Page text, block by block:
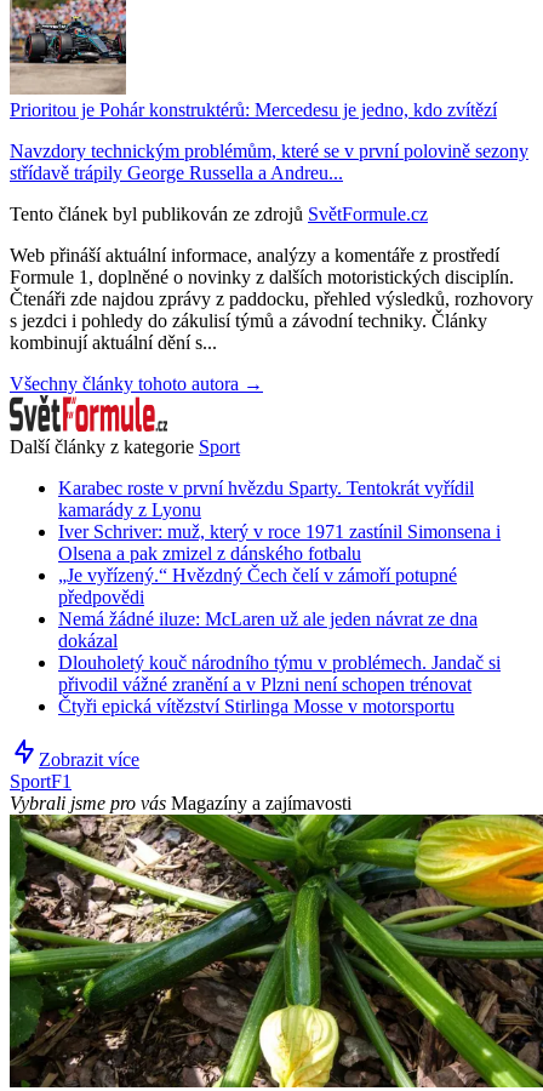
Prioritou je Pohár konstruktérů: Mercedesu je jedno, kdo zvítězí
Navzdory technickým problémům, které se v první polovině sezony
střídavě trápily George Russella a Andreu...
Tento článek byl publikován ze zdrojů SvětFormule.cz
Web přináší aktuální informace, analýzy a komentáře z prostředí
Formule 1, doplněné o novinky z dalších motoristických disciplín.
Čtenáři zde najdou zprávy z paddocku, přehled výsledků, rozhovory
s jezdci i pohledy do zákulisí týmů a závodní techniky. Články
kombinují aktuální dění s...
Všechny články tohoto autora →
Další články z kategorie Sport
Karabec roste v první hvězdu Sparty. Tentokrát vyřídil
kamarády z Lyonu
Iver Schriver: muž, který v roce 1971 zastínil Simonsena i
Olsena a pak zmizel z dánského fotbalu
„Je vyřízený.“ Hvězdný Čech čelí v zámoří potupné
předpovědi
Nemá žádné iluze: McLaren už ale jeden návrat ze dna
dokázal
Dlouholetý kouč národního týmu v problémech. Jandač si
přivodil vážné zranění a v Plzni není schopen trénovat
Čtyři epická vítězství Stirlinga Mosse v motorsportu
Zobrazit více
SportF1
Vybrali jsme pro vás Magazíny a zajímavosti